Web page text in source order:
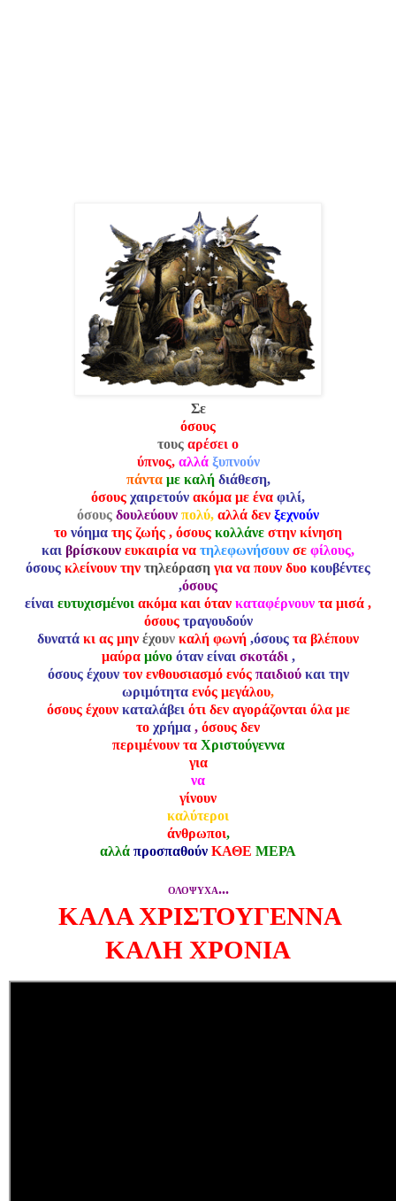
Σε
όσους
τους αρέσει ο
ύπνος, αλλά ξυπνούν
πάντα με καλή διάθεση,
όσους χαιρετούν ακόμα με ένα φιλί,
όσους δουλεύουν πολύ, αλλά δεν ξεχνούν
το νόημα της ζωής , όσους κολλάνε στην κίνηση
και βρίσκουν ευκαιρία να τηλεφωνήσουν σε φίλους,
όσους κλείνουν την τηλεόραση για να πουν δυο κουβέντες
,όσους
είναι ευτυχισμένοι ακόμα και όταν καταφέρνουν τα μισά ,
όσουςτραγουδούν
δυνατά κι ας μην έχουν καλή φωνή ,όσους τα βλέπουν
μαύρα μόνο όταν είναι σκοτάδι,
όσους έχουν τον ενθουσιασμό ενός παιδιούκαι την
ωριμότητα ενός μεγάλου,
όσους έχουνκαταλάβει ότι δεν αγοράζονται όλα με
το χρήμα , όσους δεν
περιμένουν τα Χριστούγεννα
για
να
γίνουν
καλύτεροι
άνθρωποι,
αλλά προσπαθούν ΚΑΘΕ ΜΕΡΑ
ΟΛΟΨΥΧΑ...
ΚΑΛΑ ΧΡΙΣΤΟΥΓΕΝΝΑ
ΚΑΛΗ ΧΡΟΝΙΑ